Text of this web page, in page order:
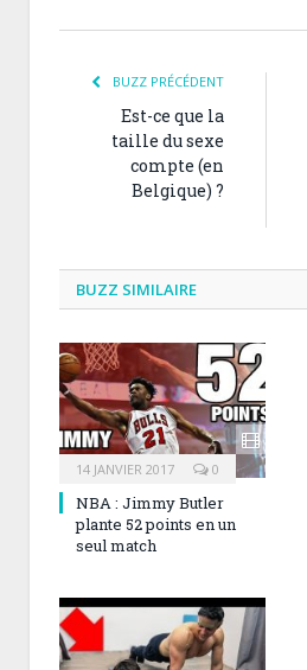
BUZZ PRÉCÉDENT
Est-ce que la
taille du sexe
compte (en
Belgique) ?
BUZZ SIMILAIRE
14 JANVIER 2017 0
NBA : Jimmy Butler
plante 52 points en un
seul match